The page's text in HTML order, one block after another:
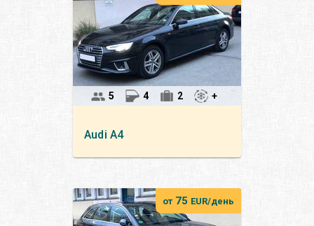
Audi A4
5 4 2 +
от 75 EUR/день